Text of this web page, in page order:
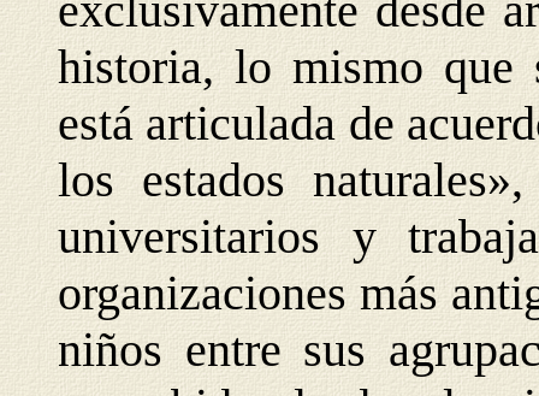
historia, lo mismo que
está articulada de
los estados
universitarios y
organizaciones más
niños entre sus